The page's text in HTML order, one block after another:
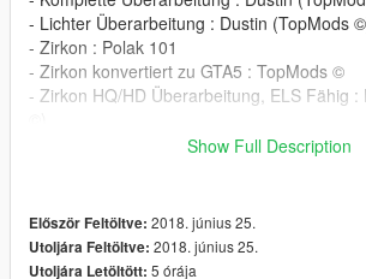
- Lichter Überarbeitung : Dustin (TopMods
- Zirkon : Polak 101
- Zirkon konvertiert zu GTA5 : TopMods ©
- Zirkon HQ/HD Überarbeitung, ELS Fähig :
- Verschiedenes wie Koffer Besen u.ä. : Solo
- Livery: TheLaw (HPM)
INSTALLATION
Show Full Description
Először Feltöltve: 2018. június 25.
Utoljára Feltöltve: 2018. június 25.
Utoljára Letöltött: 5 órája